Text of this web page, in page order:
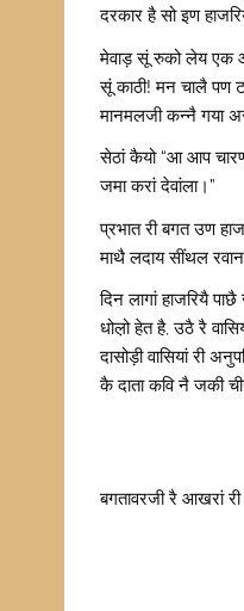
दरकार है सो इण
मेवाड़ सूं रुको लेय एक
सूं काठी! मन चालै पण
मानमलजी कन्नै गया
सेठां कैयो “आ आप
जमा करां देवांला।”
प्रभात री बगत उण
माथै लदाय सींथल
दिन लागां हाजरियै
धोल़ो हेत है, उठै रै
दासोड़ी वासियां री
कै दाता कवि नै जकी
बगतावरजी रै आखरां